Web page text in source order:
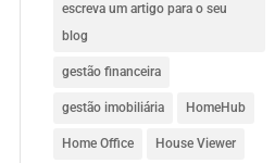
escreva um artigo para o seu
blog
gestão financeira
gestão imobiliária HomeHub
Home Office House Viewer